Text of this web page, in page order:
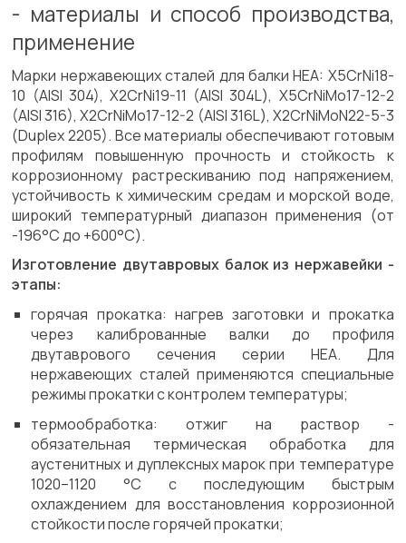
- материалы и способ производства,
применение
Марки нержавеющих сталей для балки HEA: X5CrNi18-
10 (AISI 304), X2CrNi19-11 (AISI 304L), X5CrNiMo17-12-2
(AISI 316), X2CrNiMo17-12-2 (AISI 316L), X2CrNiMoN22-5-3
(Duplex 2205). Все материалы обеспечивают готовым
профилям повышенную прочность и стойкость к
коррозионному растрескиванию под напряжением,
устойчивость к химическим средам и морской воде,
широкий температурный диапазон применения (от
-196°C до +600°C).
Изготовление двутавровых балок из нержавейки -
этапы:
горячая прокатка: нагрев заготовки и прокатка
через калиброванные валки до профиля
двутаврового сечения серии HEA. Для
нержавеющих сталей применяются специальные
режимы прокатки с контролем температуры;
термообработка: отжиг на раствор -
обязательная термическая обработка для
аустенитных и дуплексных марок при температуре
1020–1120 °C с последующим быстрым
охлаждением для восстановления коррозионной
стойкости после горячей прокатки;